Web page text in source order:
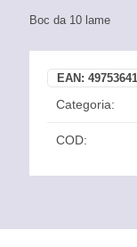
Boc da 10 lame
EAN:
Categoria:
COD: